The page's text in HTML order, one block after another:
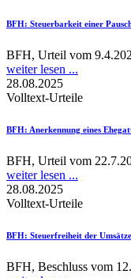
BFH: Steuerbarkeit einer
BFH, Urteil vom
weiter lesen ...
28.08.2025
Volltext-Urteile
BFH: Anerkennung eines
BFH, Urteil vom
weiter lesen ...
28.08.2025
Volltext-Urteile
BFH: Steuerfreiheit der
BFH, Beschluss vom